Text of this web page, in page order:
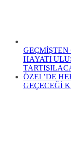
HAYATI
ÖZEL’DE
GEÇECEĞİ